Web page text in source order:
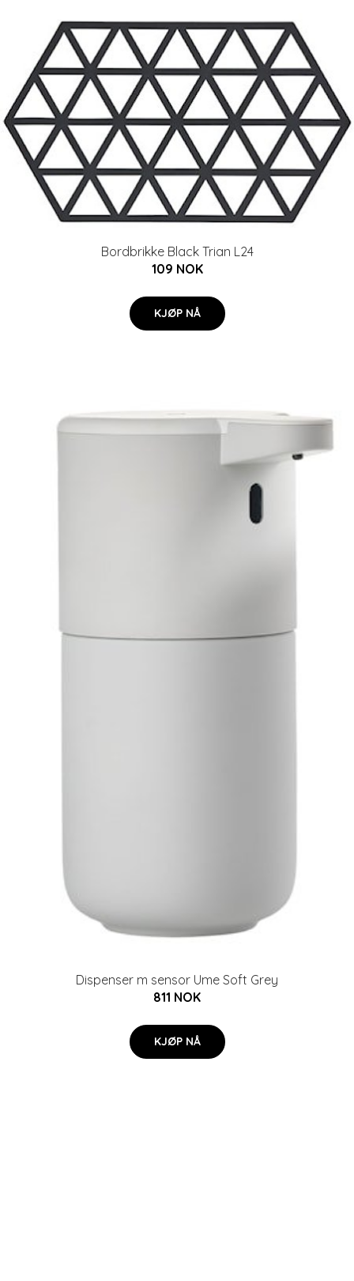
Bordbrikke Black Trian L24
109 NOK
KJØP NÅ
Dispenser m sensor Ume Soft Grey
811 NOK
KJØP NÅ